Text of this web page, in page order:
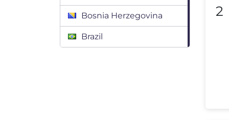
Bosnia Herzegovina
Brazil
2